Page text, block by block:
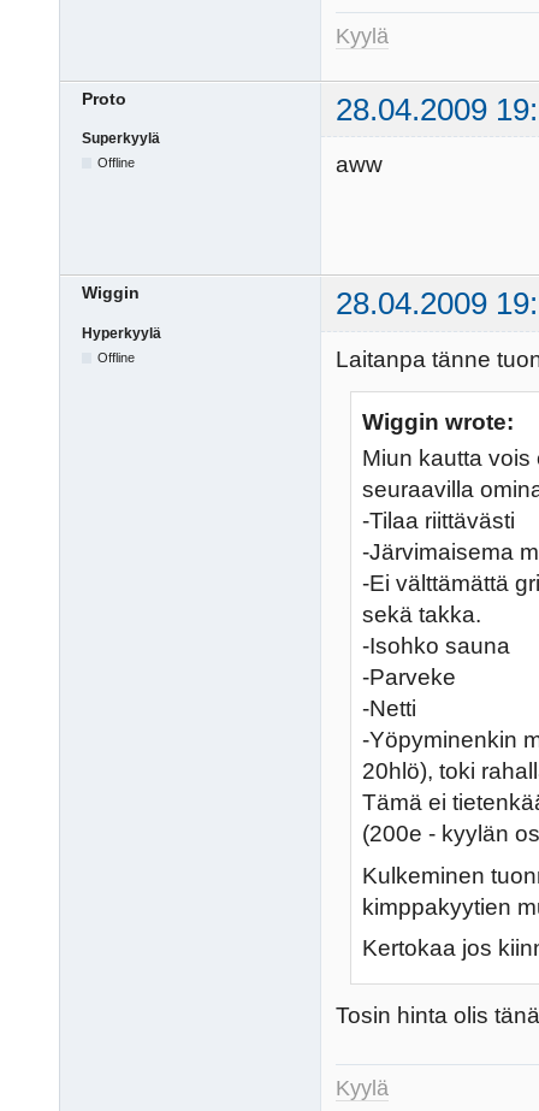
Kyylä
Proto 28.04.2009
Superkyylä
Offline aww
Wiggin 28.04.2009
Hyperkyylä
Offline Laitanpa tänne
Wiggin wrote:
Miun kautta
seuraavilla
-Tilaa riittävästi
-Järvimaisema
-Ei välttämättä
sekä takka.
-Isohko sauna
-Parveke
-Netti
-Yöpyminenkin
20hlö), toki
Tämä ei
(200e - kyylän
Kulkeminen
kimppakyytien
Kertokaa jos
Tosin hinta olis
Kyylä